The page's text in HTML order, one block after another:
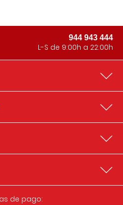
944 943 444
L-S de 9:00h a 22:00h
de pago: